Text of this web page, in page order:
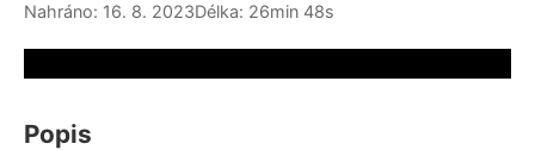
Nahráno: 16. 8. 2023Délka: 26min 48s
Popis